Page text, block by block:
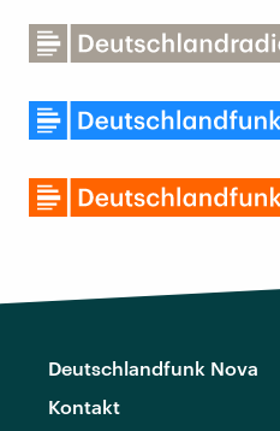
Deutschlandfunk Nova
Kontakt